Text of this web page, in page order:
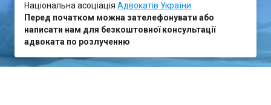
Національна асоціація Адвокатів України
Перед початком можна зателефонувати або
написати нам для безкоштовної консультації
адвоката по розлученню